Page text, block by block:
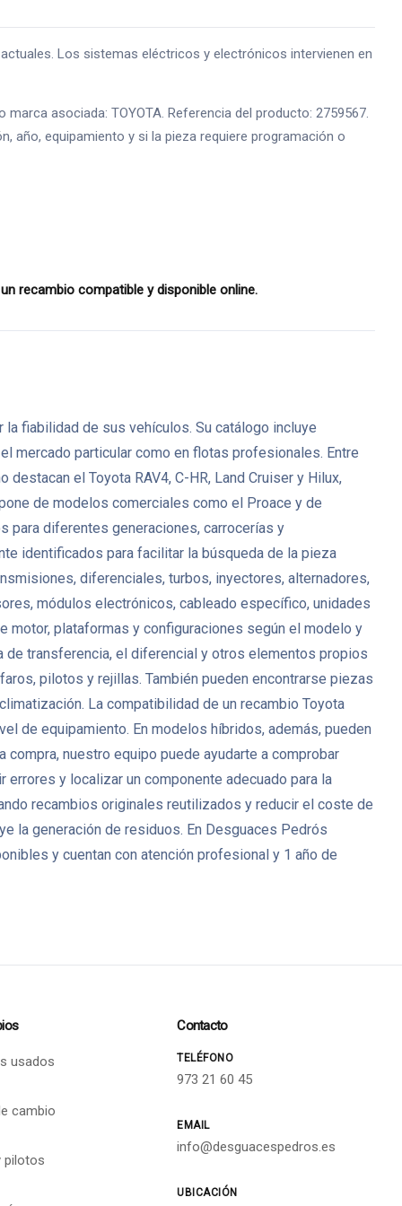
actuales. Los sistemas eléctricos y electrónicos intervienen en
asociada: TOYOTA. Referencia del producto: 2759567.
año, equipamiento y si la pieza requiere programación o
recambio compatible y disponible online.
fiabilidad de sus vehículos. Su catálogo incluye
mercado particular como en flotas profesionales. Entre
el Toyota RAV4, C-HR, Land Cruiser y Hilux,
de modelos comerciales como el Proace y de
para diferentes generaciones, carrocerías y
identificados para facilitar la búsqueda de la pieza
diferenciales, turbos, inyectores, alternadores,
módulos electrónicos, cableado específico, unidades
plataformas y configuraciones según el modelo y
de transferencia, el diferencial y otros elementos propios
pilotos y rejillas. También pueden encontrarse piezas
La compatibilidad de un recambio Toyota
de equipamiento. En modelos híbridos, además, pueden
nuestro equipo puede ayudarte a comprobar
y localizar un componente adecuado para la
recambios originales reutilizados y reducir el coste de
la generación de residuos. En Desguaces Pedrós
y cuentan con atención profesional y 1 año de
usados
cambio
pilotos
Contacto
TELÉFONO
973 21 60 45
EMAIL
info@desguacespedros.es
UBICACIÓN